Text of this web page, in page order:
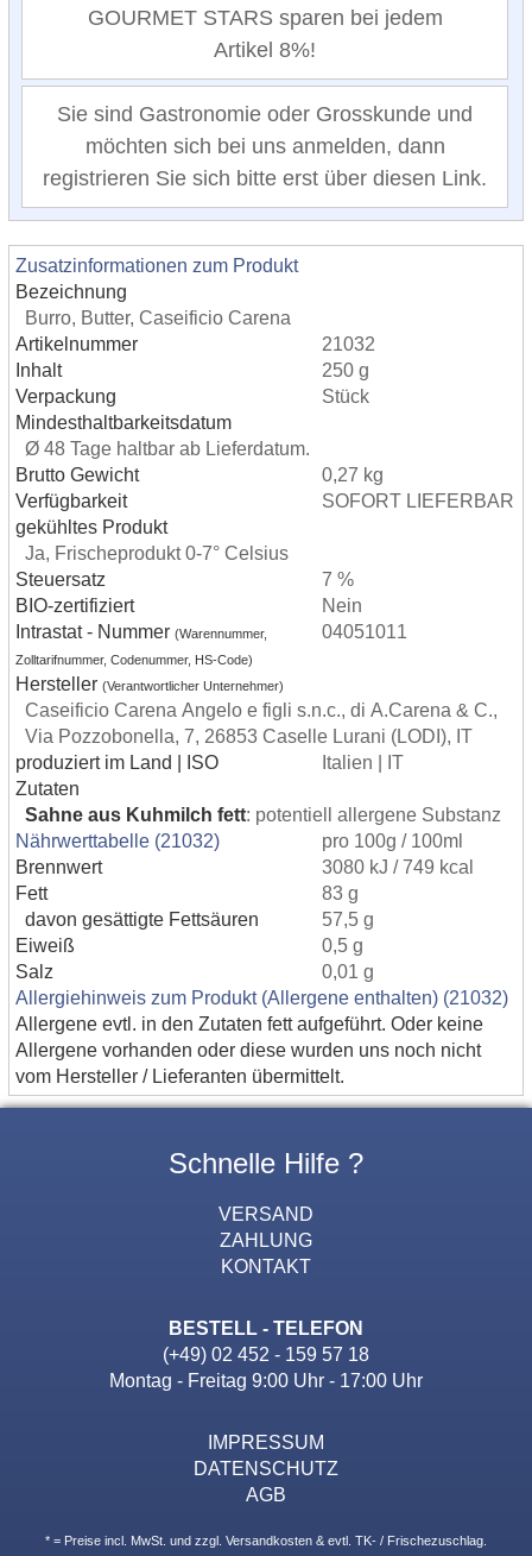
GOURMET STARS sparen bei jedem
Artikel 8%!
Sie sind Gastronomie oder Grosskunde und
möchten sich bei uns anmelden, dann
registrieren Sie sich bitte erst über diesen Link.
Zusatzinformationen zum Produkt
Bezeichnung
Burro, Butter, Caseificio Carena
Artikelnummer
21032
Inhalt
250 g
Verpackung
Stück
Mindesthaltbarkeitsdatum
Ø 48 Tage haltbar ab Lieferdatum.
Brutto Gewicht
0,27 kg
Verfügbarkeit
SOFORT LIEFERBAR
gekühltes Produkt
Ja, Frischeprodukt 0-7° Celsius
Steuersatz
7 %
BIO-zertifiziert
Nein
Intrastat - Nummer (Warennummer,
Zolltarifnummer, Codenummer, HS-Code)
04051011
Hersteller (Verantwortlicher Unternehmer)
Caseificio Carena Angelo e figli s.n.c., di A.Carena & C.,
Via Pozzobonella, 7, 26853 Caselle Lurani (LODI), IT
produziert im Land | ISO
Italien | IT
Zutaten
Sahne aus Kuhmilch fett: potentiell allergene Substanz
Nährwerttabelle (21032)
pro 100g / 100ml
Brennwert
3080 kJ / 749 kcal
Fett
83 g
davon gesättigte Fettsäuren
57,5 g
Eiweiß
0,5 g
Salz
0,01 g
Allergiehinweis zum Produkt (Allergene enthalten) (21032)
Allergene evtl. in den Zutaten fett aufgeführt. Oder keine
Allergene vorhanden oder diese wurden uns noch nicht
vom Hersteller / Lieferanten übermittelt.
Schnelle Hilfe ?
VERSAND
ZAHLUNG
KONTAKT
BESTELL - TELEFON
(+49) 02 452 - 159 57 18
Montag - Freitag 9:00 Uhr - 17:00 Uhr
IMPRESSUM
DATENSCHUTZ
AGB
* = Preise incl. MwSt. und zzgl. Versandkosten & evtl. TK- / Frischezuschlag.